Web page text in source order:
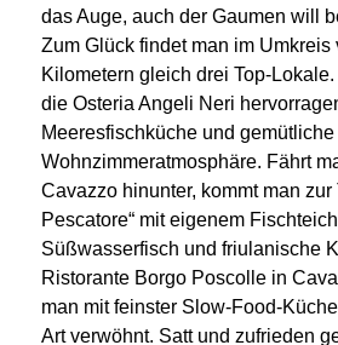
das Auge, auch der Gaumen will
Zum Glück findet man im Umkreis
Kilometern gleich drei Top-
die Osteria Angeli Neri
Meeresfischküche und gemütliche
Wohnzimmeratmosphäre. Fährt
Cavazzo hinunter, kommt man zur
Pescatore“ mit eigenem
Süßwasserfisch und friulanische
Ristorante Borgo Poscolle in
man mit feinster Slow-Food-
Art verwöhnt. Satt und zufrieden